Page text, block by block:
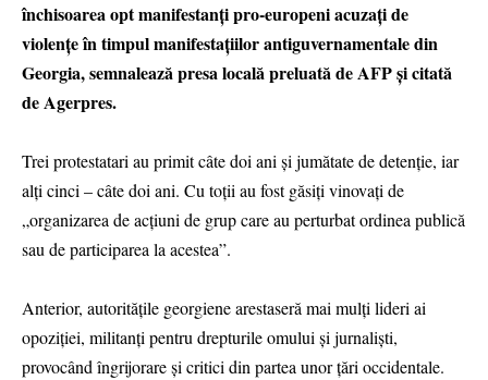
închisoarea opt manifestanţi pro-europeni acuzaţi de
violenţe în timpul manifestaţiilor antiguvernamentale din
Georgia, semnalează presa locală preluată de AFP și citată
de Agerpres.
Trei protestatari au primit câte doi ani şi jumătate de detenţie, iar
alţi cinci – câte doi ani. Cu toţii au fost găsiţi vinovaţi de
„organizarea de acţiuni de grup care au perturbat ordinea publică
sau de participarea la acestea”.
Anterior, autorităţile georgiene arestaseră mai mulţi lideri ai
opoziţiei, militanţi pentru drepturile omului şi jurnalişti,
provocând îngrijorare şi critici din partea unor ţări occidentale.